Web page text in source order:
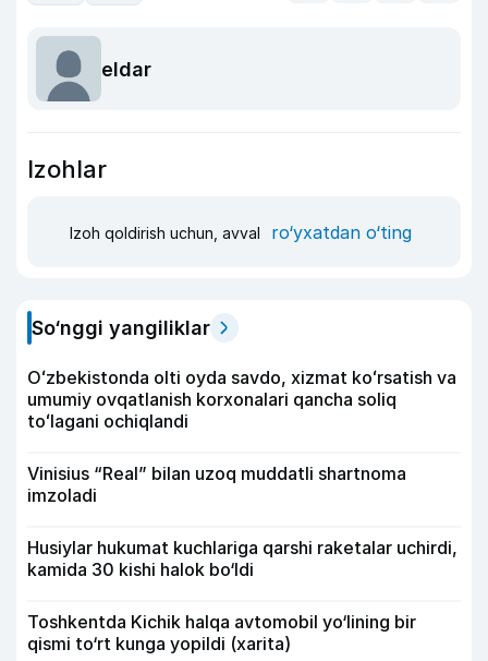
eldar
Izohlar
Izoh qoldirish uchun, avval ro‘yxatdan o‘ting
So‘nggi yangiliklar
Oʻzbekistonda olti oyda savdo, xizmat koʻrsatish va
umumiy ovqatlanish korxonalari qancha soliq
toʻlagani ochiqlandi
Vinisius “Real” bilan uzoq muddatli shartnoma
imzoladi
Husiylar hukumat kuchlariga qarshi raketalar uchirdi,
kamida 30 kishi halok bo‘ldi
Toshkentda Kichik halqa avtomobil yo‘lining bir
qismi to‘rt kunga yopildi (xarita)